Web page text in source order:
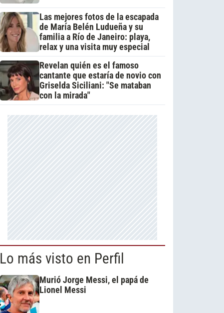
Las mejores fotos de la escapada
de María Belén Ludueña y su
familia a Río de Janeiro: playa,
relax y una visita muy especial
Revelan quién es el famoso
cantante que estaría de novio con
Griselda Siciliani: "Se mataban
con la mirada"
Lo más visto en Perfil
Murió Jorge Messi, el papá de
Lionel Messi